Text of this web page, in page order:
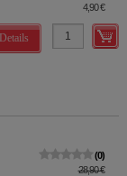
4,90 €
Details
0
28,90 €